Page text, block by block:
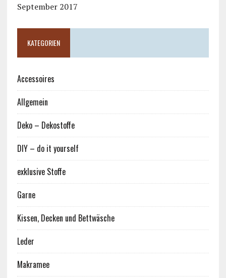
September 2017
KATEGORIEN
Accessoires
Allgemein
Deko – Dekostoffe
DIY – do it yourself
exklusive Stoffe
Garne
Kissen, Decken und Bettwäsche
Leder
Makramee